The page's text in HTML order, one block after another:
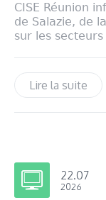
CISE Réunion
de Salazie, de
sur les
Lire la suite
22.07
2026